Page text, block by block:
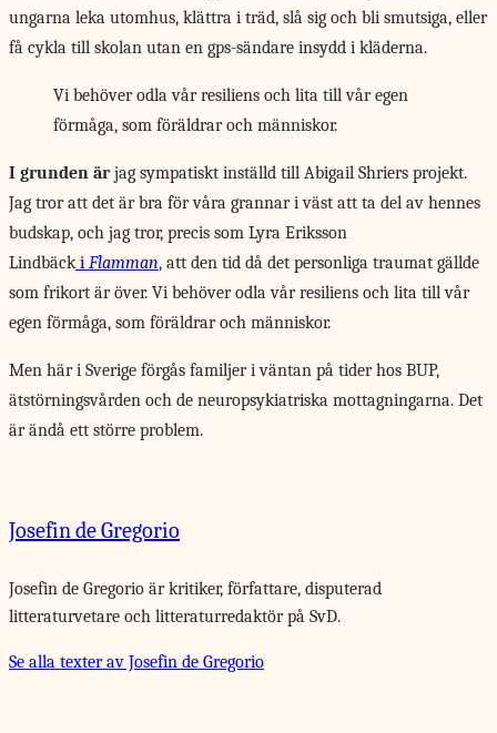
ungarna leka utomhus, klättra i träd, slå sig och bli smutsiga, eller
få cykla till skolan utan en gps-sändare insydd i kläderna.
Vi behöver odla vår resiliens och lita till vår egen
förmåga, som föräldrar och människor.
I grunden ärjag sympatiskt inställd till Abigail Shriers projekt.
Jag tror att det är bra för våra grannar i väst att ta del av hennes
budskap, och jag tror, precis som Lyra Eriksson
Lindbäcki Flamman, att den tid då det personliga traumat gällde
som frikort är över. Vi behöver odla vår resiliens och lita till vår
egen förmåga, som föräldrar och människor.
Men här i Sverige förgås familjer i väntan på tider hos BUP,
ätstörningsvården och de neuropsykiatriska mottagningarna. Det
är ändå ett större problem.
Josefin de Gregorio
Josefin de Gregorio är kritiker, författare, disputerad
litteraturvetare och litteraturredaktör på SvD.
Se alla texter av Josefin de Gregorio